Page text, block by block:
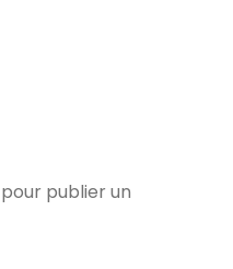
pour publier un